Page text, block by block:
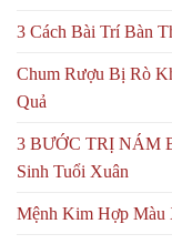
3 Cách Bài Trí Bàn
Chum Rượu Bị Rò
Quả
3 BƯỚC TRỊ NÁM
Sinh Tuổi Xuân
Mệnh Kim Hợp Màu